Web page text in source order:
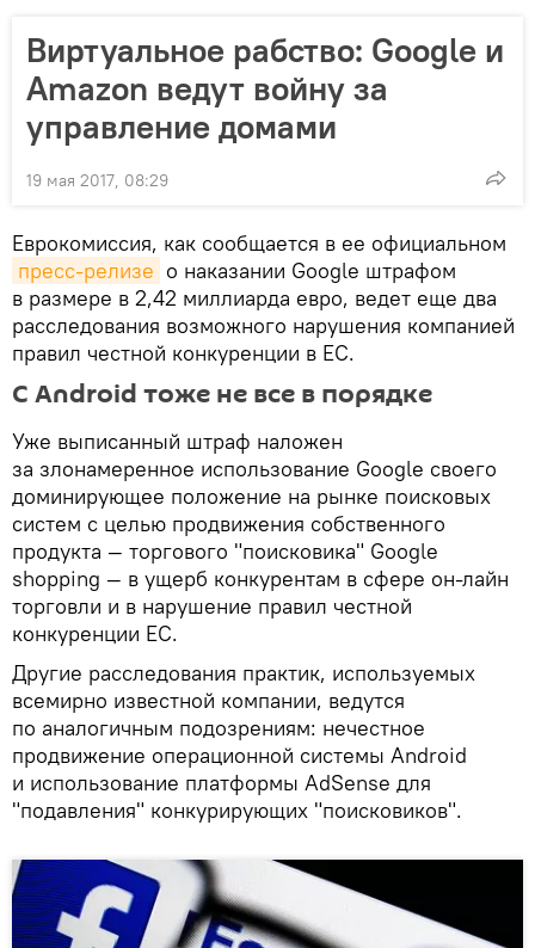
Виртуальное рабство: Google и
Amazon ведут войну за
управление домами
19 мая 2017, 08:29
Еврокомиссия, как сообщается в ее официальном
пресс-релизе о наказании Google штрафом
в размере в 2,42 миллиарда евро, ведет еще два
расследования возможного нарушения компанией
правил честной конкуренции в ЕС.
С Android тоже не все в порядке
Уже выписанный штраф наложен
за злонамеренное использование Google своего
доминирующее положение на рынке поисковых
систем с целью продвижения собственного
продукта — торгового "поисковика" Google
shopping — в ущерб конкурентам в сфере он-лайн
торговли и в нарушение правил честной
конкуренции ЕС.
Другие расследования практик, используемых
всемирно известной компании, ведутся
по аналогичным подозрениям: нечестное
продвижение операционной системы Android
и использование платформы AdSense для
"подавления" конкурирующих "поисковиков".